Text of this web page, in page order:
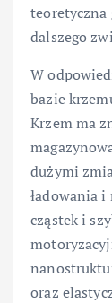
teoretyczna
dalszego
W
bazie
Krzem ma
dużymi
ładowania
cząstek i
oraz